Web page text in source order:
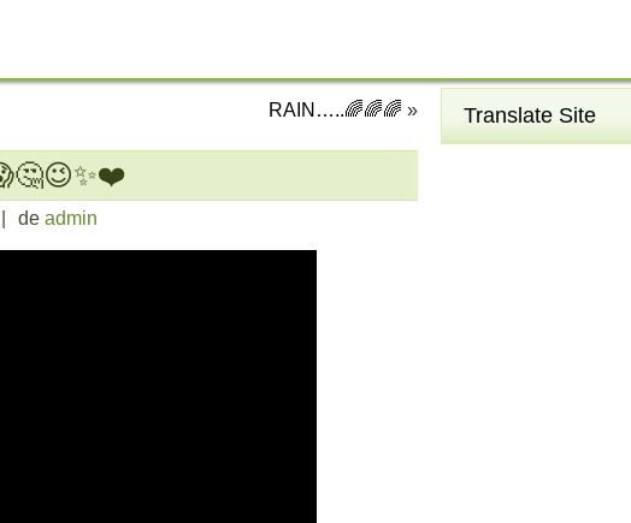
RAIN…..🌈🌈🌈 »
de admin
Translate Site